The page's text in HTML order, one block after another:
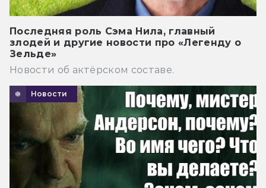
Последняя роль Сэма Нила, главный
злодей и другие новости про «Легенду о
Зельде»
Новости об актёрском составе.
Новости